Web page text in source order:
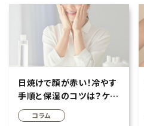
日焼けで顔が赤い！冷やす
手順と保湿のコツは？ケア
でダメージ軽減へ
コラム